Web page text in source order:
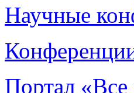
Научные
Портал «Все